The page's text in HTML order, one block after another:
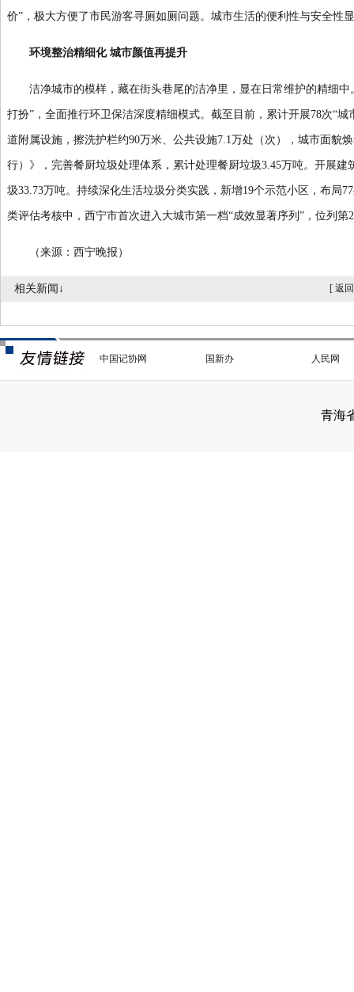
价”，极大方便了市民游客寻厕如厕问题。城市生活的便利性与安全性
环境整治精细化 城市颜值再提升
洁净城市的模样，藏在街头巷尾的洁净里，显在日常维护的精细中
打扮”，全面推行环卫保洁深度精细模式。截至目前，累计开展78次“
道附属设施，擦洗护栏约90万米、公共设施7.1万处（次），城市面貌
行）》，完善餐厨垃圾处理体系，累计处理餐厨垃圾3.45万吨。开展
圾33.73万吨。持续深化生活垃圾分类实践，新增19个示范小区，布局
类评估考核中，西宁市首次进入大城市第一档“成效显著序列”，位列第
（来源：西宁晚报）
相关新闻↓ [ 返
中国记协网 国新办 人民网
青海